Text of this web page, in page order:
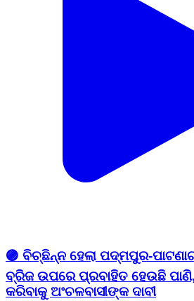
🟣 ବିଚ୍ଛିନ୍ନ ହେଲା ପଦ୍ମପୁର-
ବ୍ରିଜ ଉପରେ ପ୍ରବାହିତ ହେଉଛି
କରିବାକୁ ଅଂଚଳବାସୀଙ୍କ ଦାବୀ